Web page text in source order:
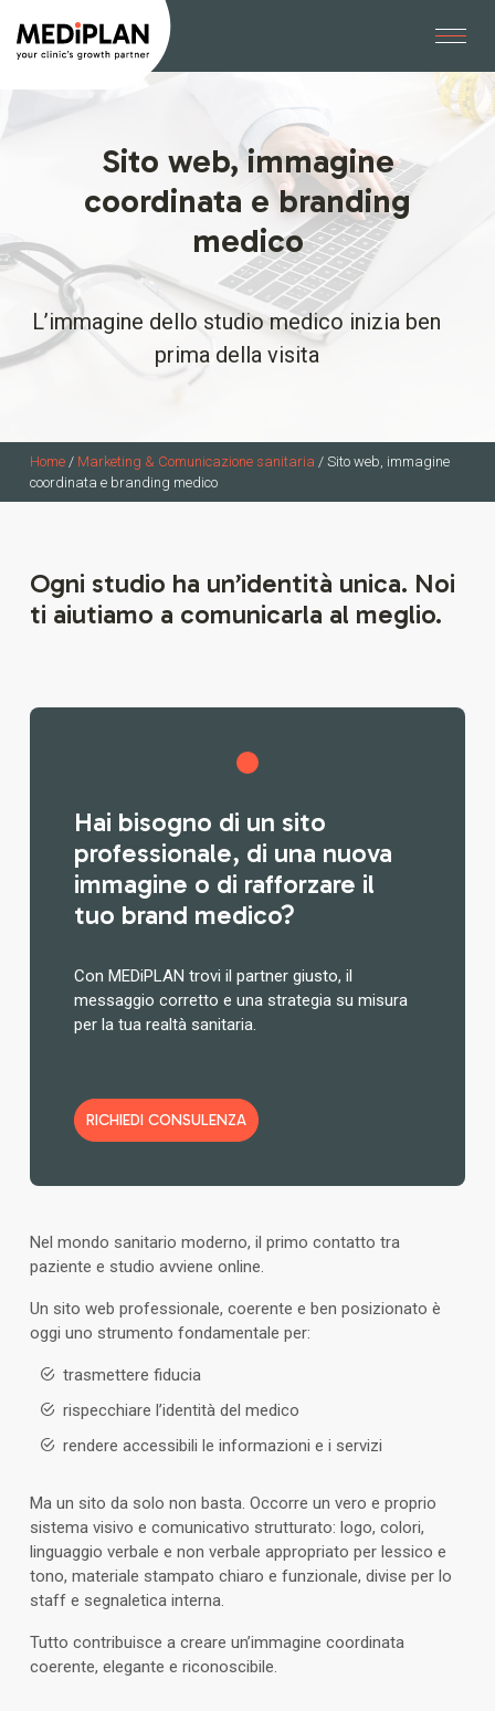
Sito web, immagine
coordinata e branding
medico
L’immagine dello studio medico inizia ben
prima della visita
Home / Marketing & Comunicazione sanitaria / Sito web, immagine
coordinata e branding medico
Ogni studio ha un’identità unica. Noi
ti aiutiamo a comunicarla al meglio.
Hai bisogno di un sito
professionale, di una nuova
immagine o di rafforzare il
tuo brand medico?
Con MEDiPLAN trovi il partner giusto, il
messaggio corretto e una strategia su misura
per la tua realtà sanitaria.
RICHIEDI CONSULENZA
Nel mondo sanitario moderno, il primo contatto tra
paziente e studio avviene online.
Un sito web professionale, coerente e ben posizionato è
oggi uno strumento fondamentale per:
trasmettere fiducia
rispecchiare l’identità del medico
rendere accessibili le informazioni e i servizi
Ma un sito da solo non basta. Occorre un vero e proprio
sistema visivo e comunicativo strutturato: logo, colori,
linguaggio verbale e non verbale appropriato per lessico e
tono, materiale stampato chiaro e funzionale, divise per lo
staff e segnaletica interna.
Tutto contribuisce a creare un’immagine coordinata
coerente, elegante e riconoscibile.